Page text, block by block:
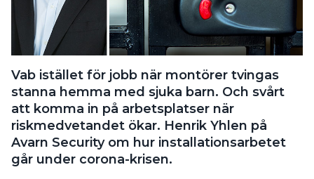
Personuppgifter
Search for:
Vab istället för jobb när montörer tvingas
stanna hemma med sjuka barn. Och svårt
att komma in på arbetsplatser när
riskmedvetandet ökar. Henrik Yhlen på
Avarn Security om hur installationsarbetet
går under corona-krisen.